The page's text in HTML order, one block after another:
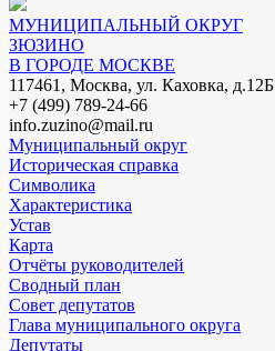
МУНИЦИПАЛЬНЫЙ ОКРУГ
ЗЮЗИНО
В ГОРОДЕ МОСКВЕ
117461, Москва, ул. Каховка, д.12Б
+7 (499) 789-24-66
info.zuzino@mail.ru
Муниципальный округ
Историческая справка
Символика
Характеристика
Устав
Карта
Отчёты руководителей
Сводный план
Совет депутатов
Глава муниципального округа
Депутаты